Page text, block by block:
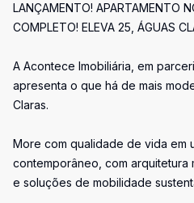
LANÇAMENTO! APARTAMENTO
COMPLETO! ELEVA 25, ÁGUAS
A Acontece Imobiliária, em
apresenta o que há de mais
Claras.
More com qualidade de vida em
contemporâneo, com
e soluções de mobilidade